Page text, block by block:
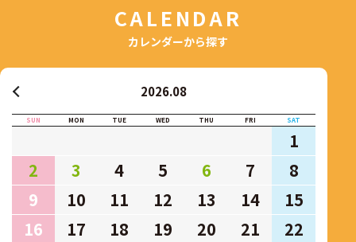
CALENDAR
カレンダーから探す
2026.08
SUN MON TUE WED THU FRI SAT
1
2
3 4 5 6 7
8
9
10 11 12 13 14
15
16
17 18 19 20 21
22